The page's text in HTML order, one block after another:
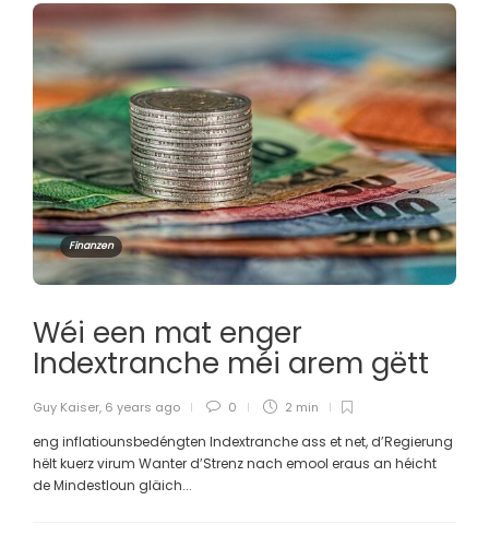
Finanzen
Wéi een mat enger
Indextranche méi arem gëtt
Guy Kaiser, 6 years ago 0 2 min
eng inflatiounsbedéngten Indextranche ass et net, d’Regierung
hëlt kuerz virum Wanter d’Strenz nach emool eraus an héicht
de Mindestloun gläich...